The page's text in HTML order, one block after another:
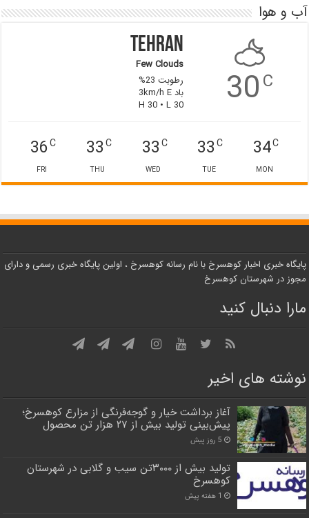
آب و هوا
30C
Tehran
Few Clouds
رطوبت 23%
باد 3km/h E
H 30 • L 30
34C
MON
33C
TUE
33C
WED
33C
THU
36C
FRI
پایگاه خبری اخبار کوهسرخ با نام رسانه کوهسرخ ، اولین پایگاه خبری رسمی و دارای
مجوز در شهرستان کوهسرخ
مارا دنبال کنید
نوشته های اخیر
آغاز برداشت خیار و گوجه‌فرنگی از مزارع کوهسرخ؛
پیش‌بینی تولید بیش از ۲۷ هزار تن محصول
5 روز پیش
تولید بیش از ۳۰۰۰تن سیب و گلابی در شهرستان
کوهسرخ
1 هفته پیش